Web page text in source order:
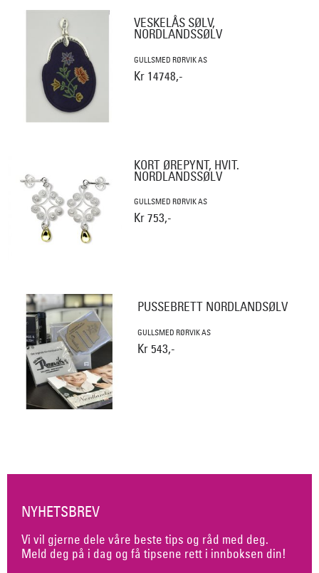
VESKELÅS SØLV,
NORDLANDSSØLV
GULLSMED RØRVIK AS
Kr 14748,-
KORT ØREPYNT, HVIT.
NORDLANDSSØLV
GULLSMED RØRVIK AS
Kr 753,-
PUSSEBRETT NORDLANDSØLV
GULLSMED RØRVIK AS
Kr 543,-
NYHETSBREV
Vi vil gjerne dele våre beste tips og råd med deg.
Meld deg på i dag og få tipsene rett i innboksen din!